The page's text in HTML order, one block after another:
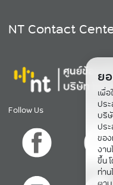
ย
เพื่อ
ปร
บริ
ปร
ของ
งา
ขึ้น
ท่าน
NT Contact
Follow Us